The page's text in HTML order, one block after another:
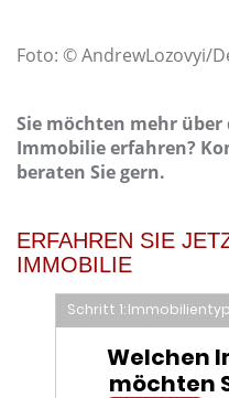
Foto: © AndrewLozovyi/
Sie möchten mehr
Immobilie erfahren?
beraten Sie gern.
ERFAHREN SIE
IMMOBILIE